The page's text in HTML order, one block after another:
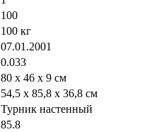
100
100 кг
07.01.2001
0.033
80 х 46 х 9 см
54,5 x 85,8 x 36,8 см
Турник настенный
85.8